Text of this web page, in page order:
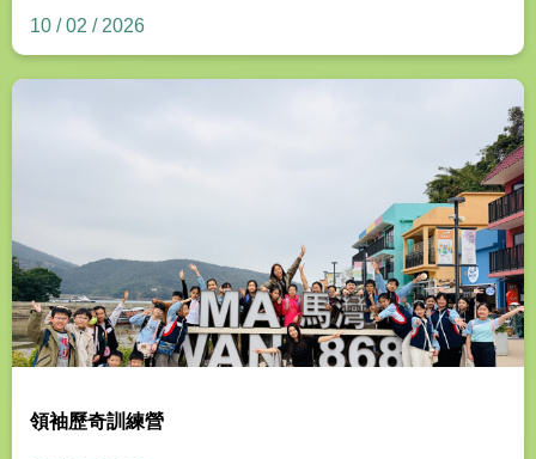
10 / 02 / 2026
領袖歷奇訓練營